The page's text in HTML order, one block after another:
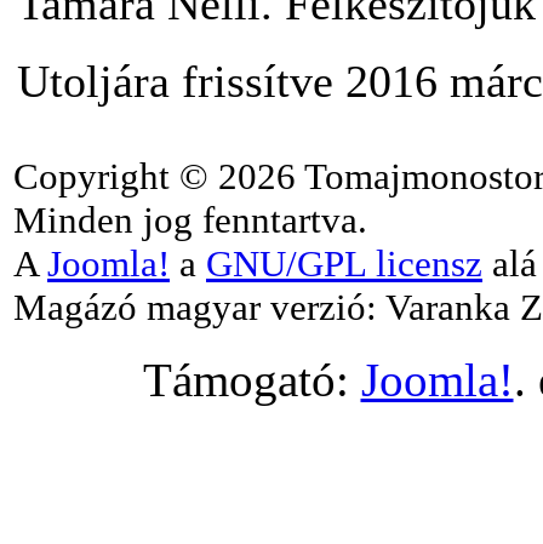
Utoljára frissítve 2016
Copyright © 2026
Minden jog fenntartva.
A Joomla! a GNU/GPL licensz
Magázó magyar verzió: Varanka
Támogató: Joomla!.